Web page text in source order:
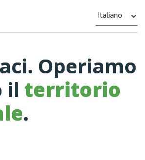
Operiamo
il territorio
.